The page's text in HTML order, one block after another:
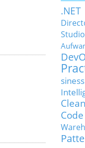
.NET
Studio
siness
Clean
Code